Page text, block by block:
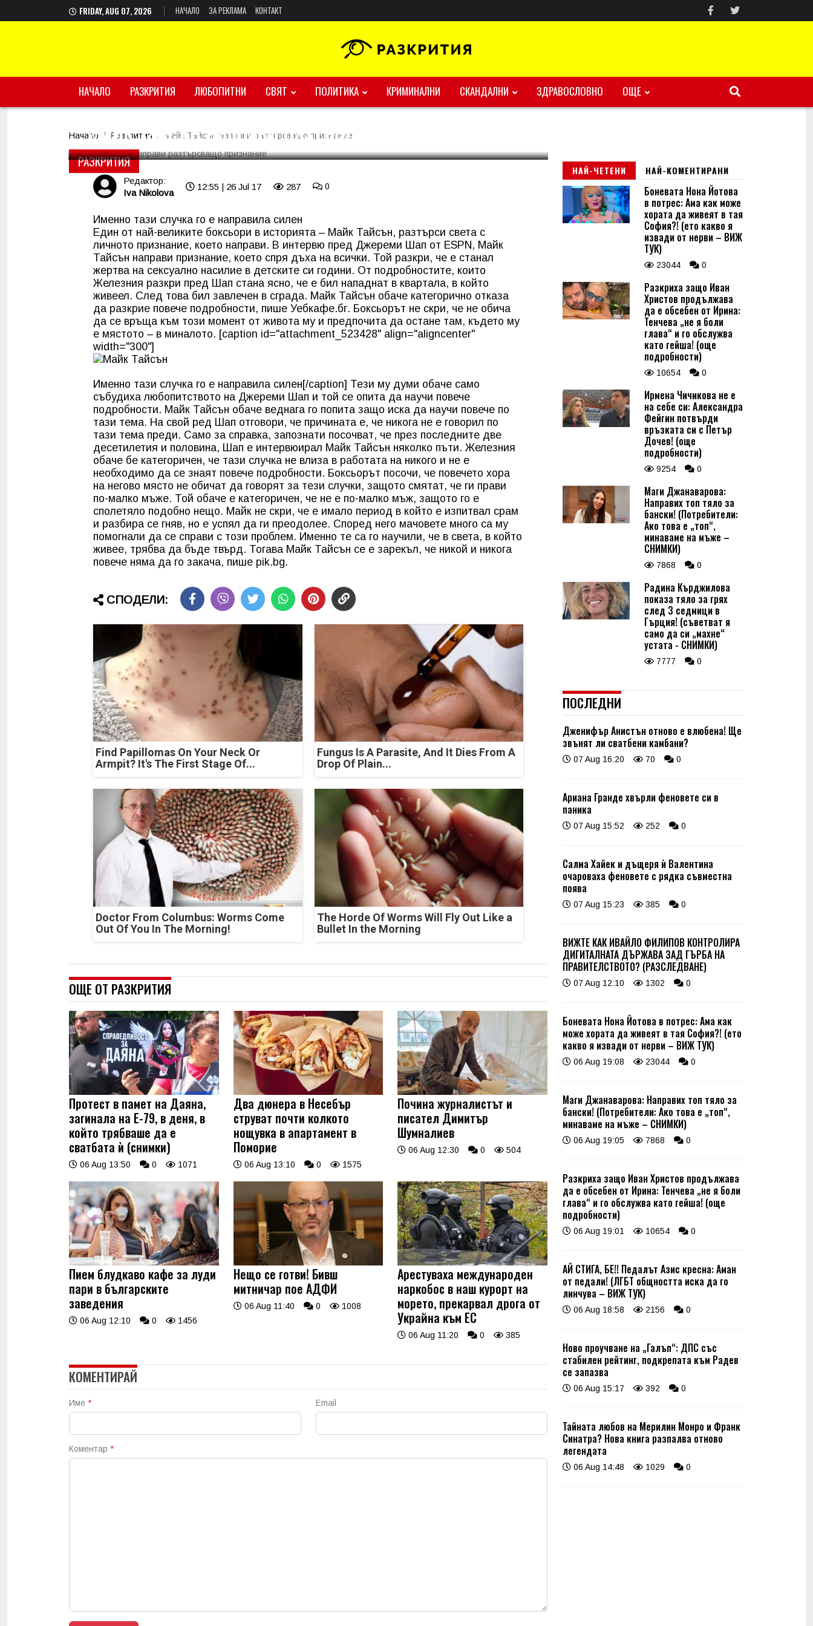
FRIDAY, AUG 07, 2026 НАЧАЛО ЗА РЕКЛАМА КОНТАКТ
НАЧАЛО РАЗКРИТИЯ ЛЮБОПИТНИ СВЯТ ПОЛИТИКА КРИМИНАЛНИ СКАНДАЛНИ ЗДРАВОСЛОВНО ОЩЕ
Начало Разкрития Майк Тайсън направи разтърсващо признание
РАЗКРИТИЯ
Майк Тайсън направи разтърсващо признание
Редактор:
Iva Nikolova
12:55 | 26 Jul 17 287 0
Именно тази случка го е направила силен
Един от най-великите боксьори в историята – Майк Тайсън, разтърси света с
личното признание, което направи. В интервю пред Джереми Шап от ESPN, Майк
Тайсън направи признание, което спря дъха на всички. Той разкри, че е станал
жертва на сексуално насилие в детските си години. От подробностите, които
Железния разкри пред Шап стана ясно, че е бил нападнат в квартала, в който
живеел. След това бил завлечен в сграда. Майк Тайсън обаче категорично отказа
да разкрие повече подробности, пише Уебкафе.бг. Боксьорът не скри, че не обича
да се връща към този момент от живота му и предпочита да остане там, където му
е мястото – в миналото. [caption id="attachment_523428" align="aligncenter"
width="300"]
Именно тази случка го е направила силен[/caption] Тези му думи обаче само
събудиха любопитството на Джереми Шап и той се опита да научи повече
подробности. Майк Тайсън обаче веднага го попита защо иска да научи повече по
тази тема. На свой ред Шап отговори, че причината е, че никога не е говорил по
тази тема преди. Само за справка, запознати посочват, че през последните две
десетилетия и половина, Шап е интервюирал Майк Тайсън няколко пъти. Железния
обаче бе категоричен, че тази случка не влиза в работата на никого и не е
необходимо да се знаят повече подробности. Боксьорът посочи, че повечето хора
на негово място не обичат да говорят за тези случки, защото смятат, че ги прави
по-малко мъже. Той обаче е категоричен, че не е по-малко мъж, защото го е
сполетяло подобно нещо. Майк не скри, че е имало период в който е изпитвал срам
и разбира се гняв, но е успял да ги преодолее. Според него мачовете много са му
помогнали да се справи с този проблем. Именно те са го научили, че в света, в който
живее, трябва да бъде твърд. Тогава Майк Тайсън се е зарекъл, че никой и никога
повече няма да го закача, пише pik.bg.
СПОДЕЛИ:
Find Papillomas On Your Neck Or
Armpit? It's The First Stage Of...
Fungus Is A Parasite, And It Dies From A
Drop Of Plain...
Doctor From Columbus: Worms Come
Out Of You In The Morning!
The Horde Of Worms Will Fly Out Like a
Bullet In the Morning
ОЩЕ ОТ РАЗКРИТИЯ
Протест в памет на Даяна,
загинала на Е-79, в деня, в
който трябваше да е
сватбата ѝ (снимки)
06 Aug 13:50 0 1071
Два дюнера в Несебър
струват почти колкото
нощувка в апартамент в
Поморие
06 Aug 13:10 0 1575
Почина журналистът и
писател Димитър
Шумналиев
06 Aug 12:30 0 504
Пием блудкаво кафе за луди
пари в българските
заведения
06 Aug 12:10 0 1456
Нещо се готви! Бивш
митничар пое АДФИ
06 Aug 11:40 0 1008
Арестуваха международен
наркобос в наш курорт на
морето, прекарвал дрога от
Украйна към ЕС
06 Aug 11:20 0 385
КОМЕНТИРАЙ
Име * Email
Коментар *
НАЙ-ЧЕТЕНИ НАЙ-КОМЕНТИРАНИ
Боневата Нона Йотова
в потрес: Ама как може
хората да живеят в тая
София?! (ето какво я
извади от нерви – ВИЖ
ТУК)
23044 0
Разкриха защо Иван
Христов продължава
да е обсебен от Ирина:
Тенчева „не я боли
глава“ и го обслужва
като гейша! (още
подробности)
10654 0
Ирмена Чичикова не е
на себе си: Александра
Фейгин потвърди
връзката си с Петър
Дочев! (още
подробности)
9254 0
Маги Джанаварова:
Направих топ тяло за
бански! (Потребители:
Ако това е „топ“,
минаваме на мъже –
СНИМКИ)
7868 0
Радина Кърджилова
показа тяло за грях
след 3 седмици в
Гърция! (съветват я
само да си „махне“
устата - СНИМКИ)
7777 0
ПОСЛЕДНИ
Дженифър Анистън отново е влюбена! Ще
звънят ли сватбени камбани?
07 Aug 16:20 70 0
Ариана Гранде хвърли феновете си в
паника
07 Aug 15:52 252 0
Салма Хайек и дъщеря ѝ Валентина
очароваха феновете с рядка съвместна
поява
07 Aug 15:23 385 0
ВИЖТЕ КАК ИВАЙЛО ФИЛИПОВ КОНТРОЛИРА
ДИГИТАЛНАТА ДЪРЖАВА ЗАД ГЪРБА НА
ПРАВИТЕЛСТВОТО? (РАЗСЛЕДВАНЕ)
07 Aug 12:10 1302 0
Боневата Нона Йотова в потрес: Ама как
може хората да живеят в тая София?! (ето
какво я извади от нерви – ВИЖ ТУК)
06 Aug 19:08 23044 0
Маги Джанаварова: Направих топ тяло за
бански! (Потребители: Ако това е „топ“,
минаваме на мъже – СНИМКИ)
06 Aug 19:05 7868 0
Разкриха защо Иван Христов продължава
да е обсебен от Ирина: Тенчева „не я боли
глава“ и го обслужва като гейша! (още
подробности)
06 Aug 19:01 10654 0
АЙ СТИГА, БЕ!! Педалът Азис кресна: Аман
от педали! (ЛГБТ общността иска да го
линчува – ВИЖ ТУК)
06 Aug 18:58 2156 0
Ново проучване на „Галъп“: ДПС със
стабилен рейтинг, подкрепата към Радев
се запазва
06 Aug 15:17 392 0
Тайната любов на Мерилин Монро и Франк
Синатра? Нова книга разпалва отново
легендата
06 Aug 14:48 1029 0